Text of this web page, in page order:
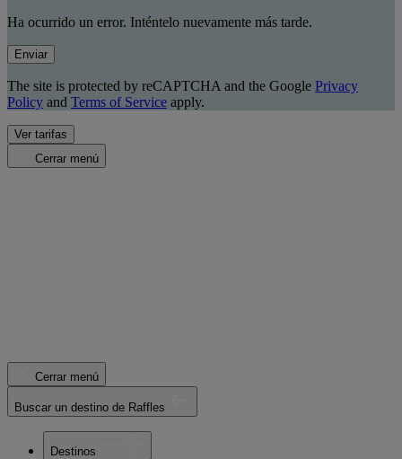
Ha ocurrido un error. Inténtelo nuevamente más tarde.
Enviar
The site is protected by reCAPTCHA and the Google Privacy
Policy and Terms of Service apply.
Ver tarifas
Cerrar menú
Cerrar menú
Buscar un destino de Raffles
Destinos